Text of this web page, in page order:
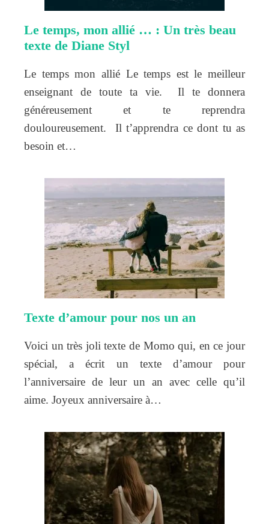
Le temps, mon allié … : Un très beau
texte de Diane Styl
Le temps mon allié Le temps est le meilleur
enseignant de toute ta vie. Il te donnera
généreusement et te reprendra
douloureusement. Il t’apprendra ce dont tu as
besoin et…
Texte d’amour pour nos un an
Voici un très joli texte de Momo qui, en ce jour
spécial, a écrit un texte d’amour pour
l’anniversaire de leur un an avec celle qu’il
aime. Joyeux anniversaire à…